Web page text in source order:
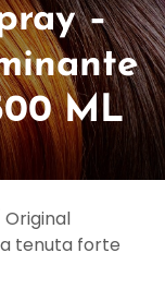
–
ML
Original
tenuta forte